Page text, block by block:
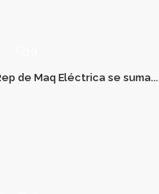
de Maq Eléctrica se suma...